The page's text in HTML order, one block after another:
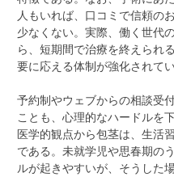
人もいれば、口コミで信頼の
少なくない。実際、働く世代
ら、短期間で治療を終えられ
要に応える体制が強化されてい
予約制やウェブからの相談受
ことも、心理的なハードルを
医学的観点から包茎は、生活
である。未就学児や思春期の
ルが起きやすいが、そうした